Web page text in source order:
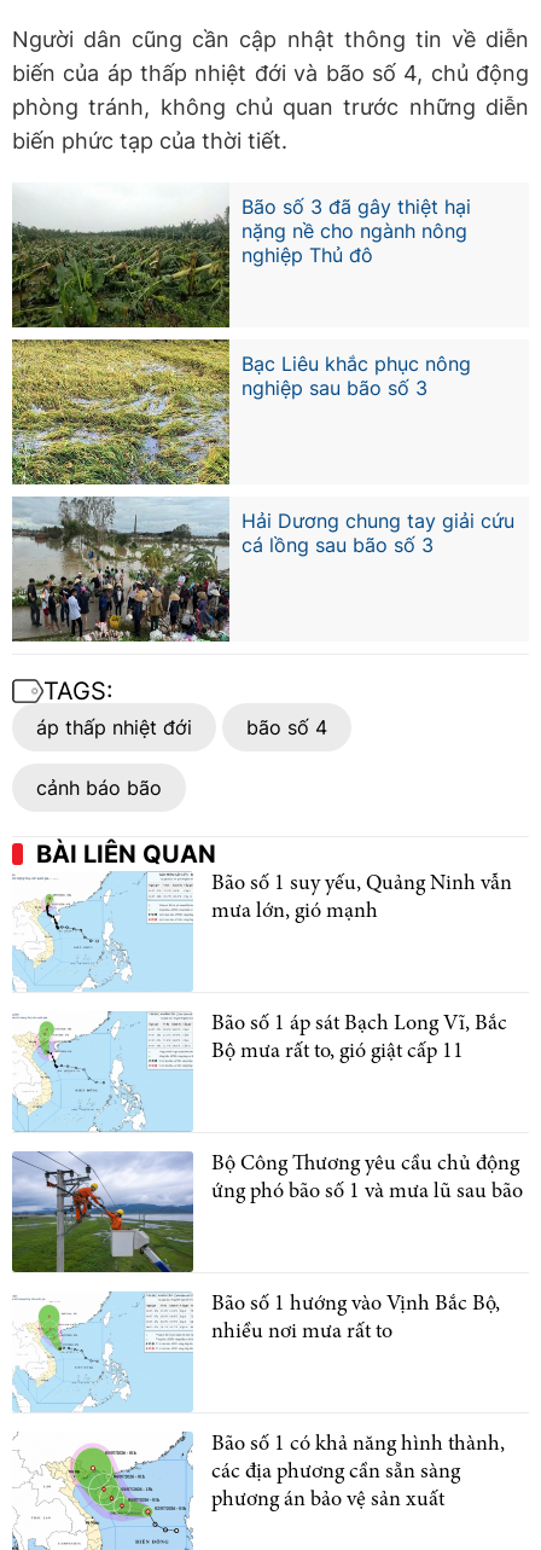
Người dân cũng cần cập nhật thông tin về diễn
biến của áp thấp nhiệt đới và bão số 4, chủ động
phòng tránh, không chủ quan trước những diễn
biến phức tạp của thời tiết.
Bão số 3 đã gây thiệt hại
nặng nề cho ngành nông
nghiệp Thủ đô
Bạc Liêu khắc phục nông
nghiệp sau bão số 3
Hải Dương chung tay giải cứu
cá lồng sau bão số 3
TAGS:
áp thấp nhiệt đới bão số 4
cảnh báo bão
BÀI LIÊN QUAN
Bão số 1 suy yếu, Quảng Ninh vẫn
mưa lớn, gió mạnh
Bão số 1 áp sát Bạch Long Vĩ, Bắc
Bộ mưa rất to, gió giật cấp 11
Bộ Công Thương yêu cầu chủ động
ứng phó bão số 1 và mưa lũ sau bão
Bão số 1 hướng vào Vịnh Bắc Bộ,
nhiều nơi mưa rất to
Bão số 1 có khả năng hình thành,
các địa phương cần sẵn sàng
phương án bảo vệ sản xuất